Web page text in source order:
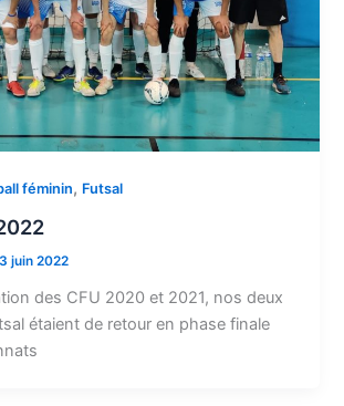
féminin, Futsal
3 juin 2022
des CFU 2020 et 2021, nos deux
étaient de retour en phase finale